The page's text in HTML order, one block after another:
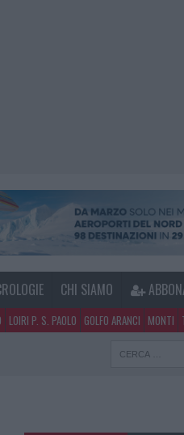
CHI SIAMO
LOIRI P. S. PAOLO GOLFO ARANCI MONTI